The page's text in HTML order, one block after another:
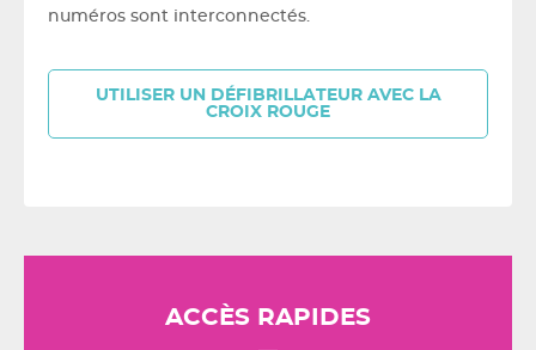
numéros sont interconnectés.
UTILISER UN DÉFIBRILLATEUR AVEC LA
CROIX ROUGE
ACCÈS RAPIDES